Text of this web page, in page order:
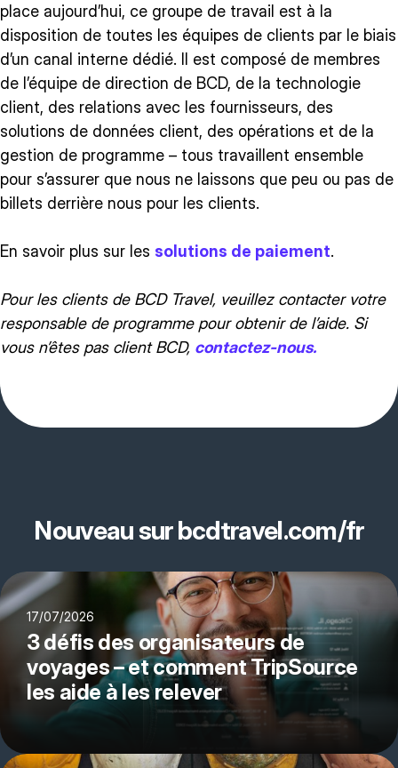
place aujourd’hui, ce groupe de travail est à la
disposition de toutes les équipes de clients par le biais
d’un canal interne dédié. Il est composé de membres
de l’équipe de direction de BCD, de la technologie
client, des relations avec les fournisseurs, des
solutions de données client, des opérations et de la
gestion de programme – tous travaillent ensemble
pour s’assurer que nous ne laissons que peu ou pas de
billets derrière nous pour les clients.
En savoir plus sur les solutions de paiement.
Pour les clients de BCD Travel, veuillez contacter votre
responsable de programme pour obtenir de l’aide. Si
vous n’êtes pas client BCD, contactez-nous.
Nouveau sur bcdtravel.com/fr
17/07/2026
3 défis des organisateurs de
voyages – et comment TripSource
les aide à les relever